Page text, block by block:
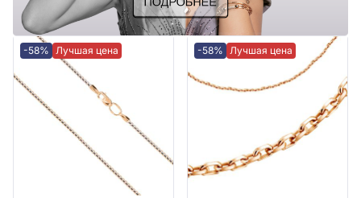
-58% Лучшая цена -58% Лучшая цена